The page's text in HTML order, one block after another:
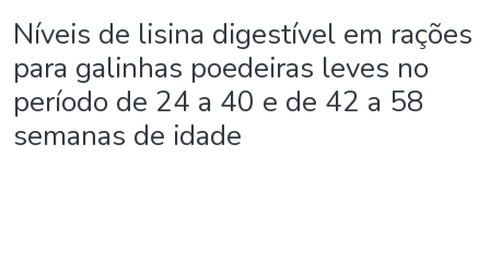
Níveis de lisina digestível em rações
para galinhas poedeiras leves no
período de 24 a 40 e de 42 a 58
semanas de idade